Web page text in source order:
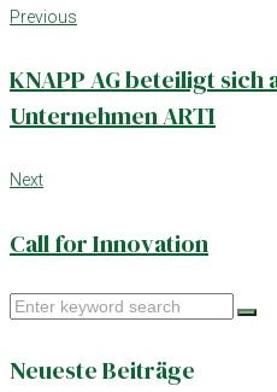
Beitrags-
Navigation
Previous
Previous
KNAPP AG beteiligt sich
Unternehmen ARTI
Next
Next
Call for Innovation
Search
Neueste Beiträge